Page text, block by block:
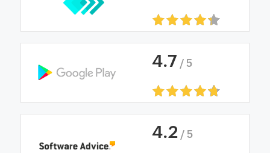
4.7 / 5
4.2 / 5